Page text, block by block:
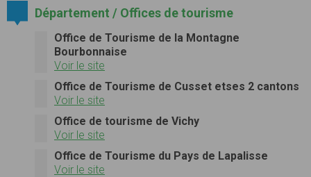
Département / Offices de tourisme
Office de Tourisme de la Montagne
Bourbonnaise
Voir le site
Office de Tourisme de Cusset etses 2 cantons
Voir le site
Office de tourisme de Vichy
Voir le site
Office de Tourisme du Pays de Lapalisse
Voir le site